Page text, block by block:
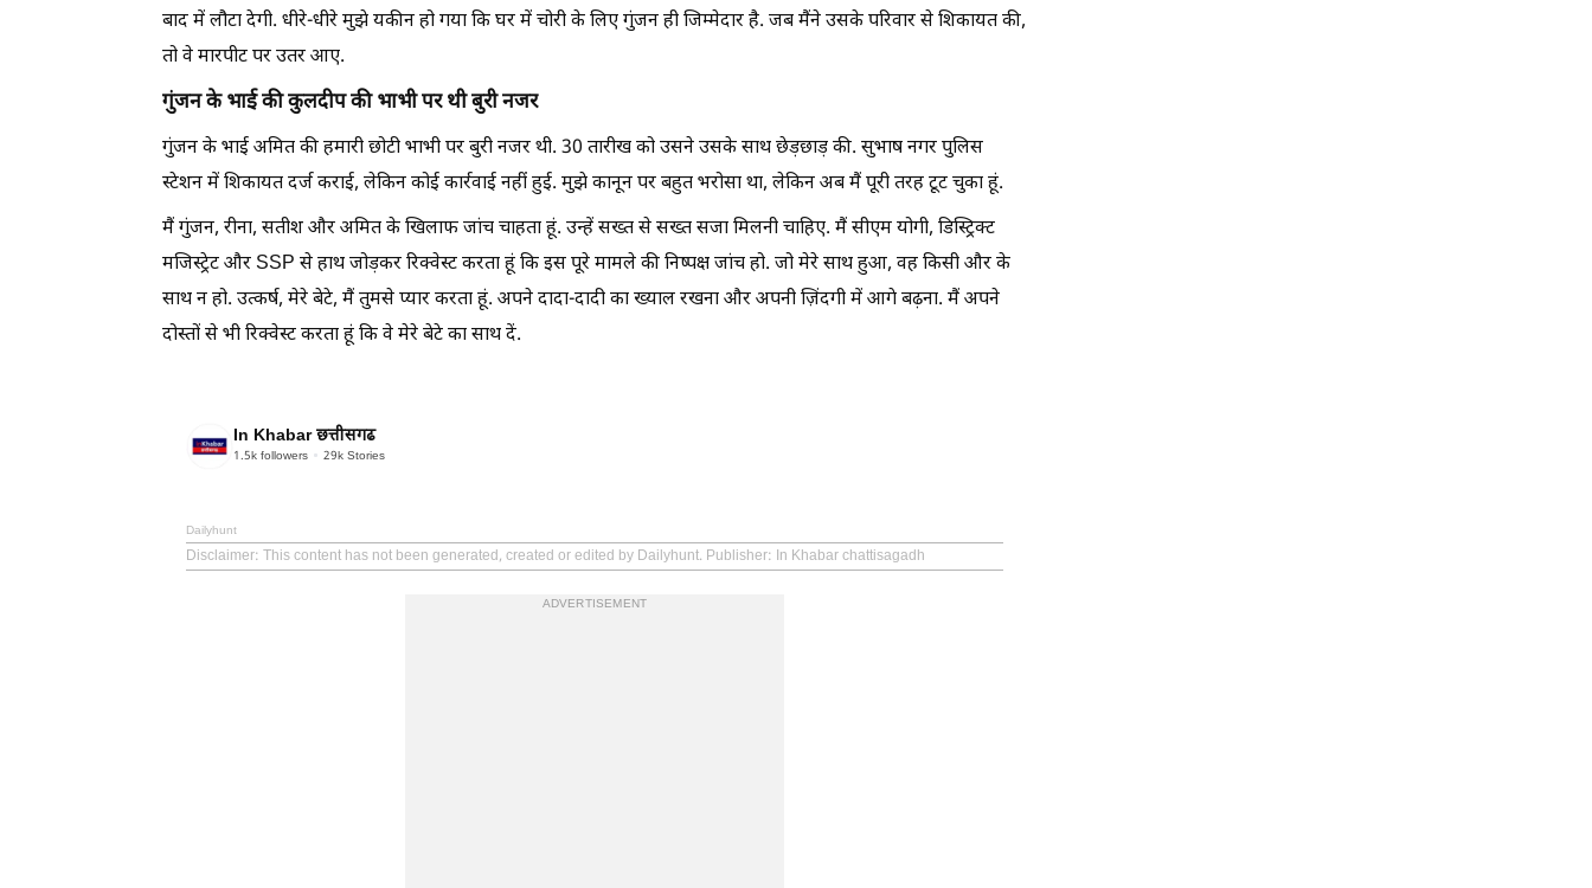
बाद में लौटा देगी. धीरे-धीरे मुझे यकीन हो गया कि घर में चोरी के लिए गुंजन ही जिम्मेदार है. जब मैंने उसके परिवार से शिकायत की,
तो वे मारपीट पर उतर आए.
गुंजन के भाई की कुलदीप की भाभी पर थी बुरी नजर
गुंजन के भाई अमित की हमारी छोटी भाभी पर बुरी नजर थी. 30 तारीख को उसने उसके साथ छेड़छाड़ की. सुभाष नगर पुलिस
स्टेशन में शिकायत दर्ज कराई, लेकिन कोई कार्रवाई नहीं हुई. मुझे कानून पर बहुत भरोसा था, लेकिन अब मैं पूरी तरह टूट चुका हूं.
मैं गुंजन, रीना, सतीश और अमित के खिलाफ जांच चाहता हूं. उन्हें सख्त से सख्त सजा मिलनी चाहिए. मैं सीएम योगी, डिस्ट्रिक्ट
मजिस्ट्रेट और SSP से हाथ जोड़कर रिक्वेस्ट करता हूं कि इस पूरे मामले की निष्पक्ष जांच हो. जो मेरे साथ हुआ, वह किसी और के
साथ न हो. उत्कर्ष, मेरे बेटे, मैं तुमसे प्यार करता हूं. अपने दादा-दादी का ख्याल रखना और अपनी ज़िंदगी में आगे बढ़ना. मैं अपने
दोस्तों से भी रिक्वेस्ट करता हूं कि वे मेरे बेटे का साथ दें.
In Khabar छत्तीसगढ
1.5k followers 29k Stories
Dailyhunt
Disclaimer: This content has not been generated, created or edited by Dailyhunt. Publisher: In Khabar chattisagadh
ADVERTISEMENT